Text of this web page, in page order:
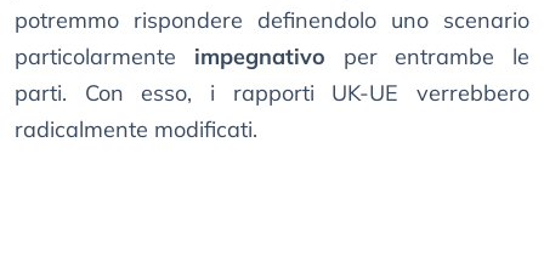
potremmo rispondere definendolo uno scenario
particolarmente impegnativo per entrambe le
parti. Con esso, i rapporti UK-UE verrebbero
radicalmente modificati.